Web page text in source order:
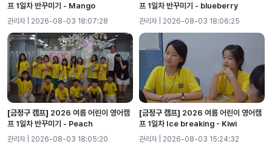
프 1일차 반꾸미기 - Mango
관리자 | 2026-08-03 18:07:28
프 1일차 반꾸미기 - blueberry
관리자 | 2026-08-03 18:06:25
[금정구 캠프] 2026 여름 어린이 영어캠
프 1일차 반꾸미기 - Peach
관리자 | 2026-08-03 18:05:20
[금정구 캠프] 2026 여름 어린이 영어캠
프 1일차 Ice breaking - Kiwi
관리자 | 2026-08-03 15:24:32